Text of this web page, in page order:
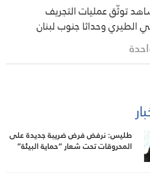
توثّق عمليات التجريف
الطيري وحداثا جنوب لبنان
طليس: نرفض فرض ضريبة جديدة على
المحروقات تحت شعار “حماية البيئة”